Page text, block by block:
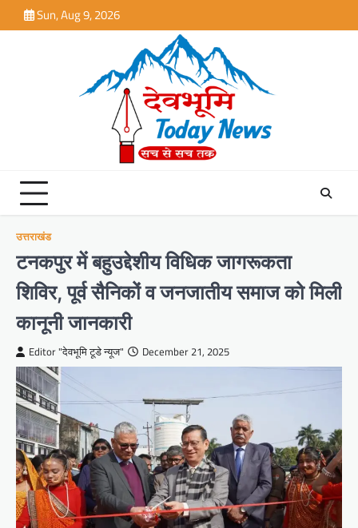
to
Sun, Aug 9, 2026
उत्तराखंड
टनकपुर में बहुउद्देशीय विधिक जागरूकता
शिविर, पूर्व सैनिकों व जनजातीय समाज को मिली
कानूनी जानकारी
Editor "देवभूमि टूडे न्यूज" December 21, 2025